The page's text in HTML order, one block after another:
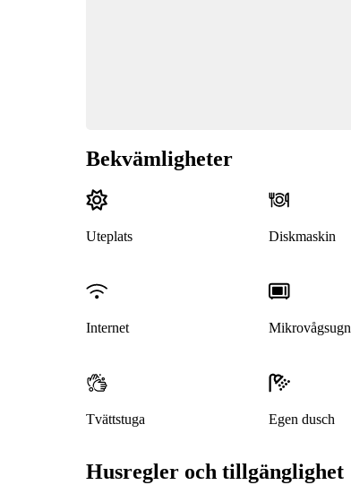
Bekvämligheter
Uteplats Diskmaskin
Internet Mikrovågsugn
Tvättstuga Egen dusch
Husregler och tillgänglighet